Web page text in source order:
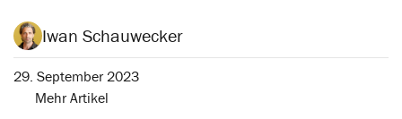
Iwan Schauwecker
29. September 2023
Mehr Artikel